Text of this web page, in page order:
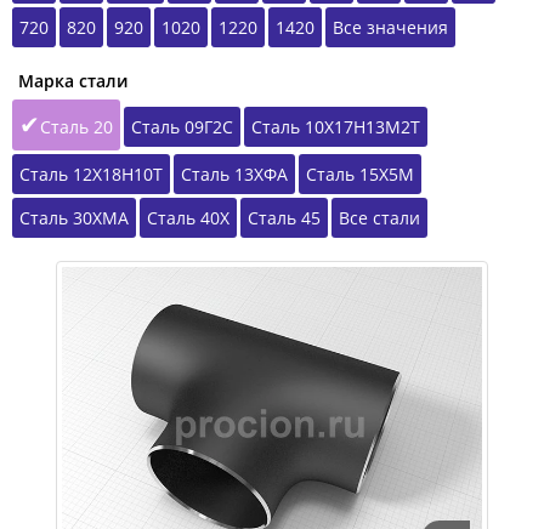
720
820 920 1020 1220 1420 Все значения
Марка стали
Сталь 20
Сталь 09Г2С Сталь 10Х17Н13М2Т
Сталь 12Х18Н10Т Сталь 13ХФА
Сталь 15Х5М
Сталь 30ХМА
Сталь 40Х Сталь 45 Все стали